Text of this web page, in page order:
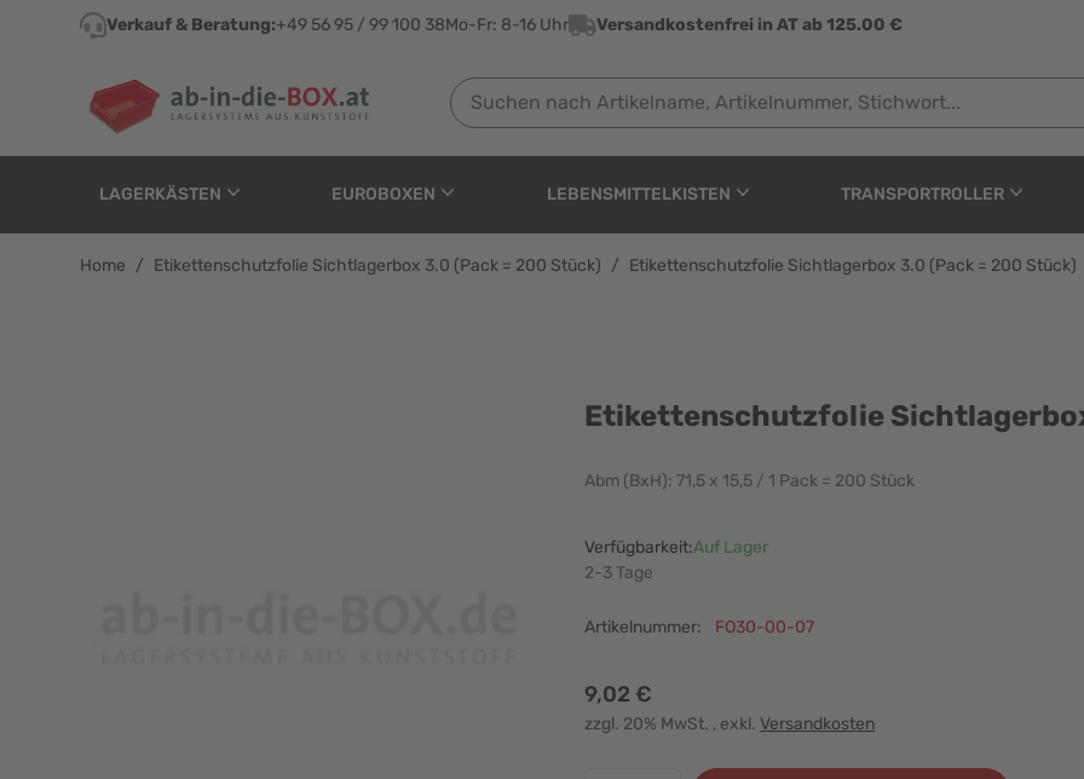
Direkt zum Inhalt
Verkauf & Beratung:+49 56 95 / 99 100 38Mo-Fr: 8-16 Uhr Versandkostenfrei in AT ab 125.00 €
Suchen nach Artikelname, Artikelnummer, Stichwort...
LAGERKÄSTEN EUROBOXEN LEBENSMITTELKISTEN TRANSPORTROLLER
Home / Etikettenschutzfolie Sichtlagerbox 3.0 (Pack = 200 Stück) / Etikettenschutzfolie Sichtlagerbox 3.0 (Pack = 200 Stück)
Etikettenschutzfolie Sichtlagerbox 3.0 (Pack
Etikettenschutzfolie
Abm (BxH): 71,5 x 15,5 / 1 Pack = 200 Stück
Verfügbarkeit:Auf Lager
2-3 Tage
Artikelnummer: FO30-00-07
9,02 €
zzgl. 20% MwSt. , exkl. Versandkosten